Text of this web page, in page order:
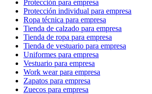
Protección para empresa
Protección individual para empresa
Ropa técnica para empresa
Tienda de calzado para empresa
Tienda de ropa para empresa
Tienda de vestuario para empresa
Uniformes para empresa
Vestuario para empresa
Work wear para empresa
Zapatos para empresa
Zuecos para empresa